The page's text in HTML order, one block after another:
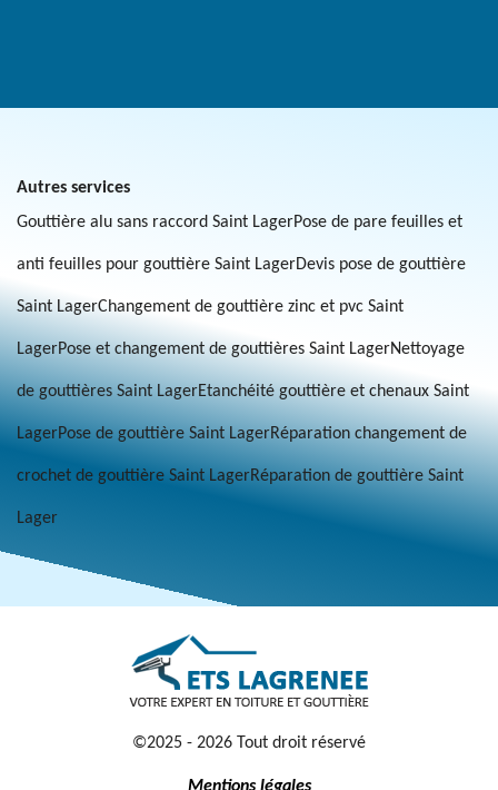
Autres services
Gouttière alu sans raccord Saint LagerPose de pare feuilles et
anti feuilles pour gouttière Saint LagerDevis pose de gouttière
Saint LagerChangement de gouttière zinc et pvc Saint
LagerPose et changement de gouttières Saint LagerNettoyage
de gouttières Saint LagerEtanchéité gouttière et chenaux Saint
LagerPose de gouttière Saint LagerRéparation changement de
crochet de gouttière Saint LagerRéparation de gouttière Saint
Lager
©2025 - 2026 Tout droit réservé